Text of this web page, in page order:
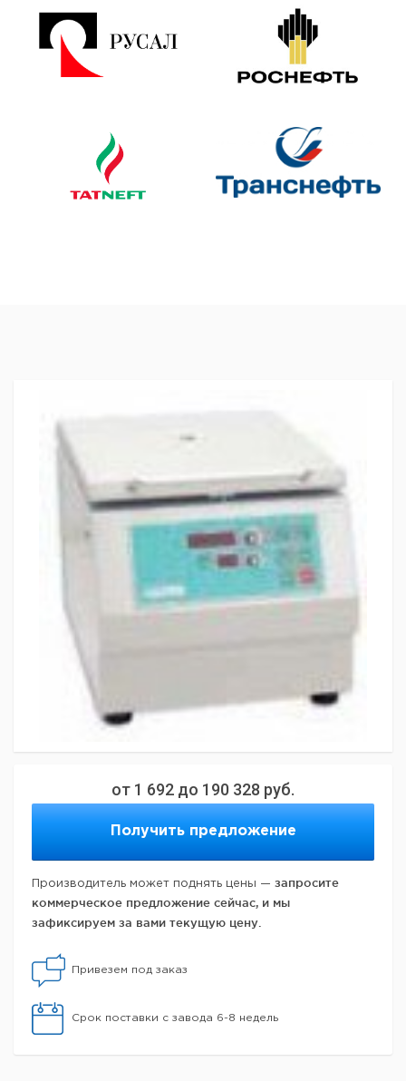
от 1 692 до 190 328 руб.
Получить предложение
Производитель может поднять цены — запросите
коммерческое предложение сейчас, и мы
зафиксируем за вами текущую цену.
Привезем под заказ
Срок поставки с завода 6-8 недель